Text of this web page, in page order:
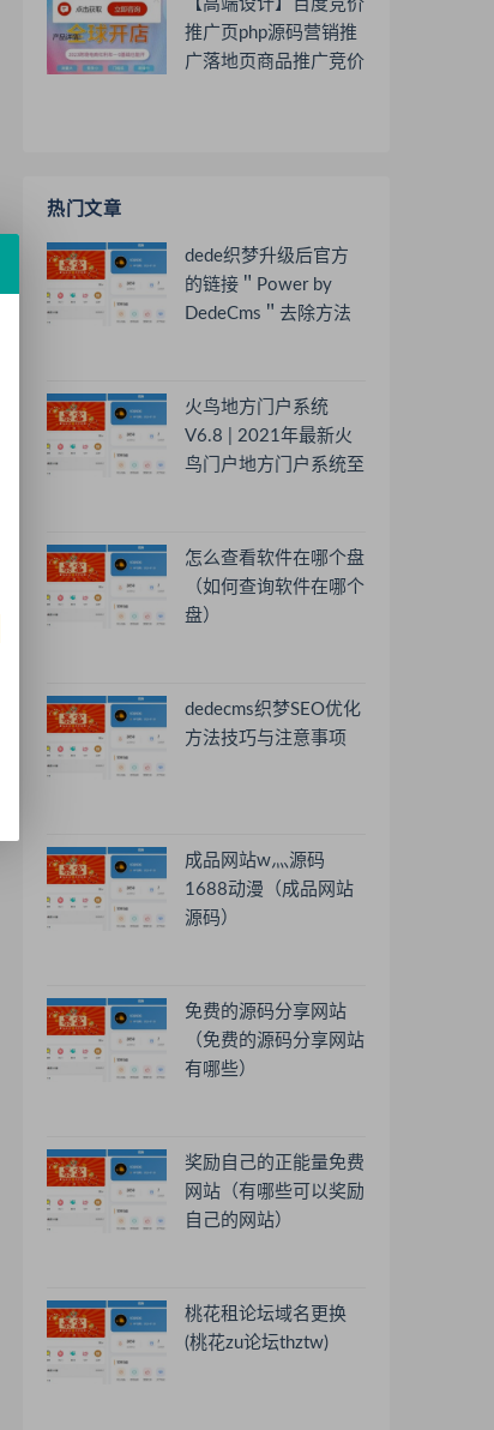
【高端设计】百度竞价
推广页php源码营销推
广落地页商品推广竞价
热门文章
dede织梦升级后官方
的链接＂Power by
DedeCms＂去除方法
火鸟地方门户系统
V6.8 | 2021年最新火
鸟门户地方门户系统至
怎么查看软件在哪个盘
（如何查询软件在哪个
盘）
dedecms织梦SEO优化
方法技巧与注意事项
成品网站w灬源码
1688动漫（成品网站
源码）
免费的源码分享网站
（免费的源码分享网站
有哪些）
奖励自己的正能量免费
网站（有哪些可以奖励
自己的网站）
桃花租论坛域名更换
(桃花zu论坛thztw)